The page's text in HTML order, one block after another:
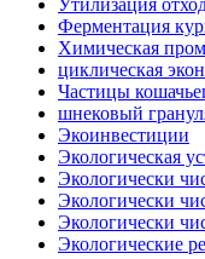
Утилизация
Ферментация
Химическая
циклическая
Частицы
шнековый
Экоинвестиции
Экологическая
Экологически
Экологически
Экологически
Экологические